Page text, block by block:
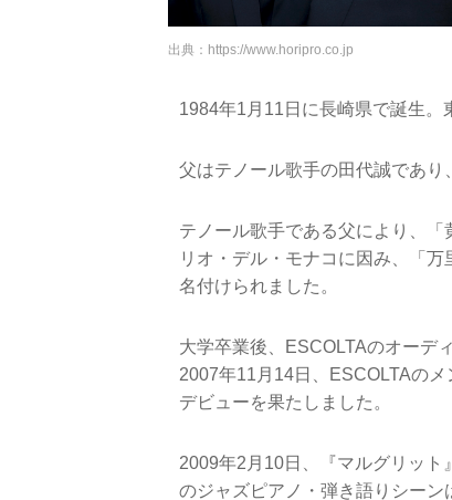
出典： https://www.horipro.co.jp
1984年1月11日に長崎県で誕生。
父はテノール歌手の田代誠であり
テノール歌手である父により、
リオ・デル・モナコに因み、「
名付けられました。
大学卒業後、ESCOLTAのオーデ
2007年11月14日、ESCOLTAの
デビューを果たしました。
2009年2月10日、『マルグリット
のジャズピアノ・弾き語りシーン